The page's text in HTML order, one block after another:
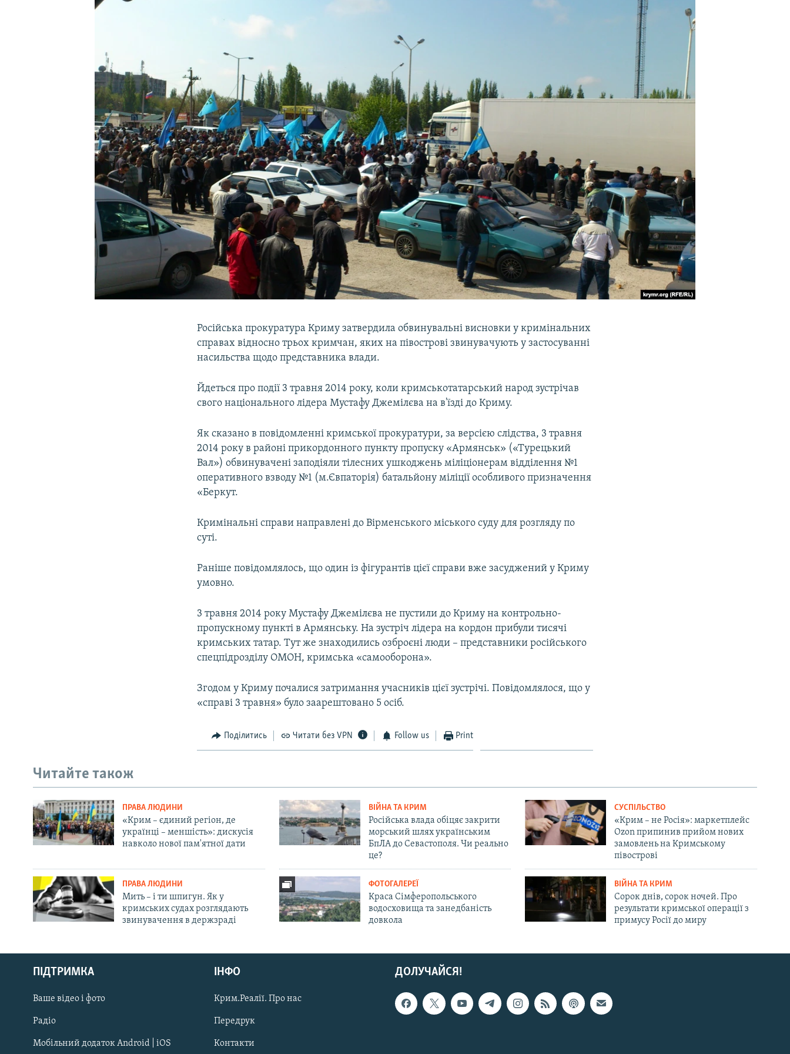
Русский
Qırımtatar
ДОЛУЧАЙСЯ!
Російська прокуратура Криму затвердила обвинувальні висновки у кримінальних
справах відносно трьох кримчан, яких на півострові звинувачують у застосуванні
насильства щодо представника влади.
Йдеться про події 3 травня 2014 року, коли кримськотатарський народ зустрічав
свого національного лідера Мустафу Джемілєва на в'їзді до Криму.
Як сказано в повідомленні кримської прокуратури, за версією слідства, 3 травня
2014 року в районі прикордонного пункту пропуску «Армянськ» («Турецький
Вал») обвинувачені заподіяли тілесних ушкоджень міліціонерам відділення №1
оперативного взводу №1 (м.Євпаторія) батальйону міліції особливого призначення
«Беркут.
Кримінальні справи направлені до Вірменського міського суду для розгляду по
суті.
Раніше повідомлялось, що один із фігурантів цієї справи вже засуджений у Криму
умовно.
3 травня 2014 року Мустафу Джемілєва не пустили до Криму на контрольно-
пропускному пункті в Армянську. На зустріч лідера на кордон прибули тисячі
кримських татар. Тут же знаходились озброєні люди – представники російського
спецпідрозділу ОМОН, кримська «самооборона».
Згодом у Криму почалися затримання учасників цієї зустрічі. Повідомлялося, що у
«справі 3 травня» було заарештовано 5 осіб.
Поділитись Читати без VPN Follow us Print
Читайте також
ПРАВА ЛЮДИНИ
«Крим – єдиний регіон, де
українці – меншість»: дискусія
навколо нової пам'ятної дати
ВІЙНА ТА КРИМ
Російська влада обіцяє закрити
морський шлях українським
БпЛА до Севастополя. Чи реально
це?
СУСПІЛЬСТВО
«Крим – не Росія»: маркетплейс
Ozon припинив прийом нових
замовлень на Кримському
півострові
ПРАВА ЛЮДИНИ
Мить – і ти шпигун. Як у
кримських судах розглядають
звинувачення в держзраді
ФОТОГАЛЕРЕЇ
Краса Сімферопольського
водосховища та занедбаність
довкола
ВІЙНА ТА КРИМ
Сорок днів, сорок ночей. Про
результати кримської операції з
примусу Росії до миру
ДОЛУЧАЙСЯ!
ПІДТРИМКА
Ваше відео і фото
Радіо
Мобільний додаток Android | iOS
ІНФО
Крим.Реалії. Про нас
Передрук
Контакти